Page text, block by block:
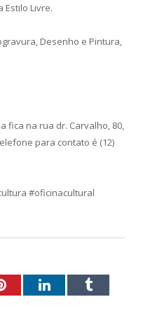
Estilo Livre.
Desenho e Pintura,
fica na rua dr. Carvalho, 80,
para contato é (12)
#oficinacultural
PinterestLinkedInTumblr